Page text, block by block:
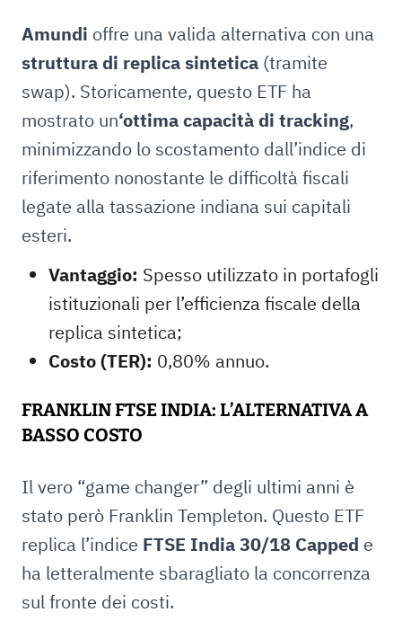
Amundi offre una valida alternativa con una
struttura di replica sintetica (tramite
swap). Storicamente, questo ETF ha
mostrato un‘ottima capacità di tracking,
minimizzando lo scostamento dall’indice di
riferimento nonostante le difficoltà fiscali
legate alla tassazione indiana sui capitali
esteri.
Vantaggio: Spesso utilizzato in portafogli
istituzionali per l’efficienza fiscale della
replica sintetica;
Costo (TER): 0,80% annuo.
FRANKLIN FTSE INDIA: L’ALTERNATIVA A
BASSO COSTO
Il vero “game changer” degli ultimi anni è
stato però Franklin Templeton. Questo ETF
replica l’indice FTSE India 30/18 Capped e
ha letteralmente sbaragliato la concorrenza
sul fronte dei costi.